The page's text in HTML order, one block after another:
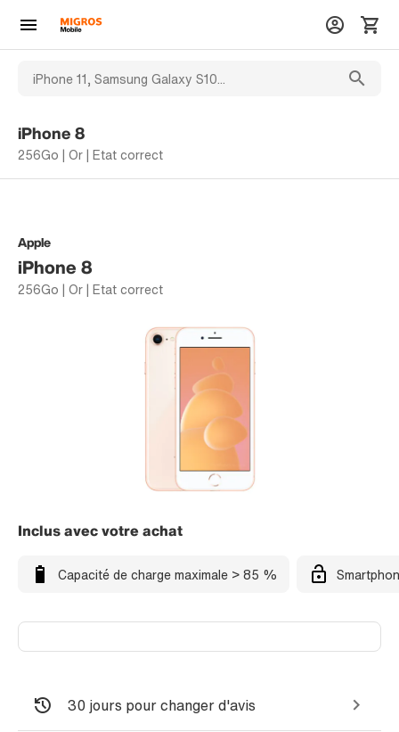
iPhone 8
256Go | Or | Etat correct
Apple
iPhone 8
256Go | Or | Etat correct
Inclus avec votre achat
Capacité de charge maximale > 85 %
30 jours pour changer d'avis